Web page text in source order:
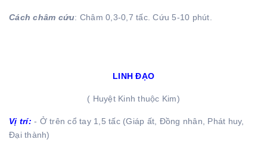
Cách châm cứu: Châm 0,3-0,7 tấc. Cứu 5-10 phút.
LINH ĐẠO
( Huyệt Kinh thuộc Kim)
Vị trí: - Ở trên cổ tay 1,5 tấc (Giáp ất, Đồng nhân, Phát huy,
Đại thành)